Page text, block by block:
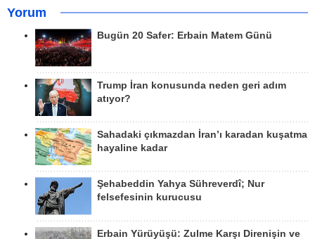
Yorum
Bugün 20 Safer: Erbain Matem Günü
Trump İran konusunda neden geri adım
atıyor?
Sahadaki çıkmazdan İran’ı karadan kuşatma
hayaline kadar
Şehabeddin Yahya Sühreverdî; Nur
felsefesinin kurucusu
Erbain Yürüyüşü: Zulme Karşı Direnişin ve